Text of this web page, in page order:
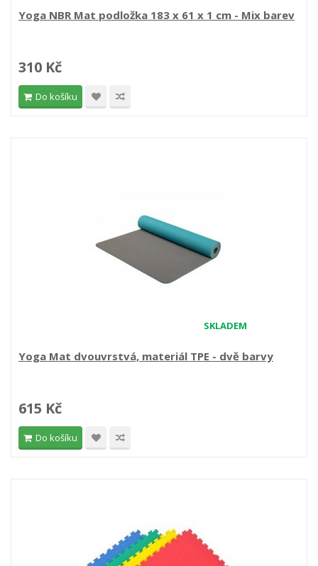
Yoga NBR Mat podložka 183 x 61 x 1 cm - Mix barev
310 Kč
Do košíku
SKLADEM
Yoga Mat dvouvrstvá, materiál TPE - dvě barvy
615 Kč
Do košíku